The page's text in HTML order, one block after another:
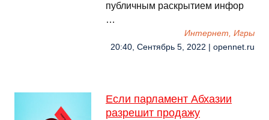
публичным раскрытием инфор
…
Интернет, Игры
20:40, Сентябрь 5, 2022 | opennet.ru
Если парламент Абхазии
разрешит продажу